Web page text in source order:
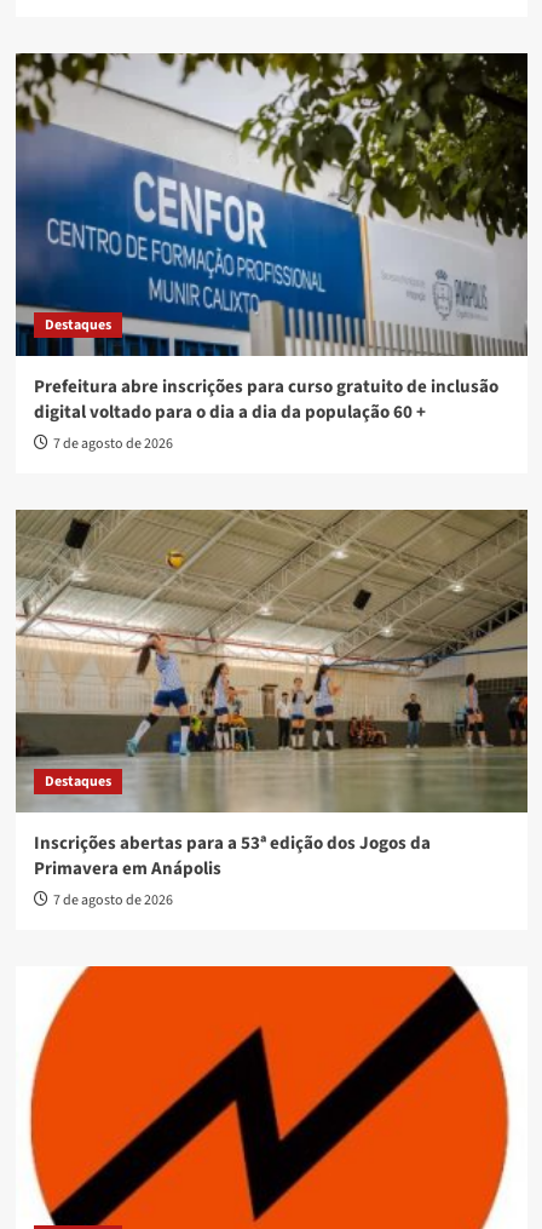
Destaques
Prefeitura abre inscrições para curso gratuito de inclusão
digital voltado para o dia a dia da população 60 +
7 de agosto de 2026
Destaques
Inscrições abertas para a 53ª edição dos Jogos da
Primavera em Anápolis
7 de agosto de 2026